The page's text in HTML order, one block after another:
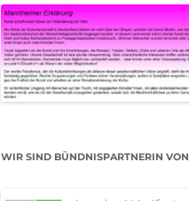
WIR SIND BÜNDNISPARTNERIN VON